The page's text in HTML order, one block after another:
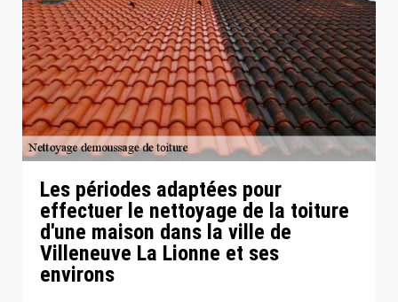
Les périodes adaptées pour
effectuer le nettoyage de la toiture
d'une maison dans la ville de
Villeneuve La Lionne et ses
environs